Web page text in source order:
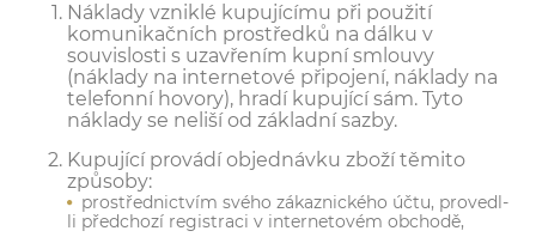
Náklady vzniklé kupujícímu při použití
komunikačních prostředků na dálku v
souvislosti s uzavřením kupní smlouvy
(náklady na internetové připojení, náklady na
telefonní hovory), hradí kupující sám. Tyto
náklady se neliší od základní sazby.
Kupující provádí objednávku zboží těmito
způsoby:
prostřednictvím svého zákaznického účtu, provedl-
li předchozí registraci v internetovém obchodě,